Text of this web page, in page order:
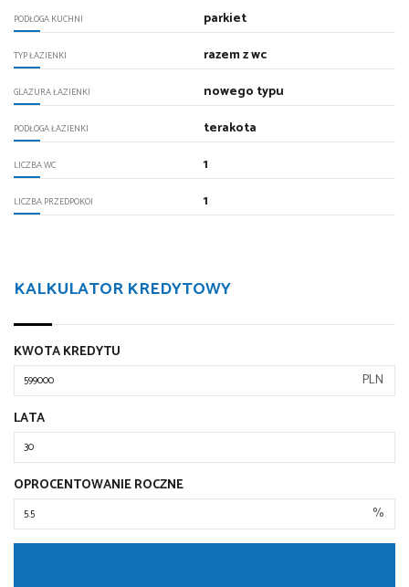
PODŁOGA KUCHNI parkiet
TYP ŁAZIENKI razem z wc
GLAZURA ŁAZIENKI nowego typu
PODŁOGA ŁAZIENKI terakota
LICZBA WC 1
LICZBA PRZEDPOKOI 1
KALKULATOR KREDYTOWY
KWOTA KREDYTU
PLN
LATA
OPROCENTOWANIE ROCZNE
%